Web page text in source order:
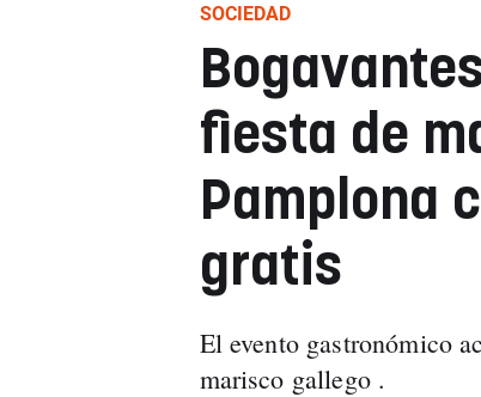
SOCIEDAD
fiesta de
Pamplona
gratis
El evento gastronómico
marisco gallego .